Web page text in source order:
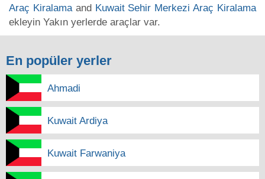
Araç Kiralamaand Kuwait Sehir Merkezi Araç Kiralama
ekleyin Yakın yerlerde araçlar var.
En popüler yerler
Ahmadi
Kuwait Ardiya
Kuwait Farwaniya